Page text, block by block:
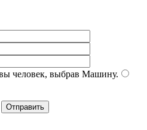
человек, выбрав Машину.